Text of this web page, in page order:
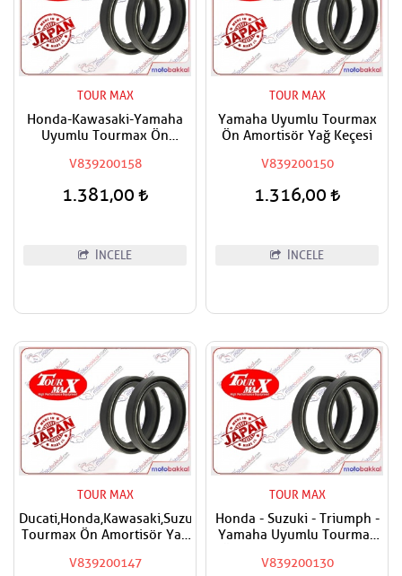
TOUR MAX
Honda-Kawasaki-Yamaha
Uyumlu Tourmax Ön
V839200158
1.381,00
İNCELE
TOUR MAX
Yamaha Uyumlu Tourmax
Ön Amortisör Yağ Keçesi
V839200150
1.316,00
İNCELE
TOUR MAX
Ducati,Honda,Kawasaki,Suzuki,Yamaha
Tourmax Ön Amortisör Yağ
V839200147
TOUR MAX
Honda - Suzuki - Triumph -
Yamaha Uyumlu Tourmax
V839200130